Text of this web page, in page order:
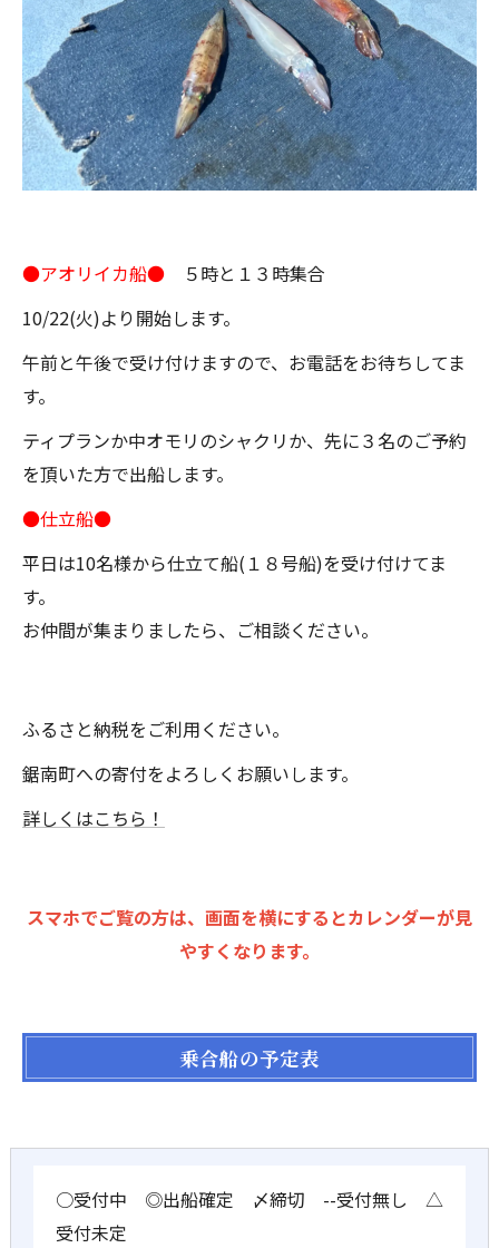
●アオリイカ船● ５時と１３時集合
10/22(火)より開始します。
午前と午後で受け付けますので、お電話をお待ちしてま
す。
ティプランか中オモリのシャクリか、先に３名のご予約
を頂いた方で出船します。
●仕立船●
平日は10名様から仕立て船(１８号船)を受け付けてま
す。
お仲間が集まりましたら、ご相談ください。
ふるさと納税をご利用ください。
鋸南町への寄付をよろしくお願いします。
詳しくはこちら！
スマホでご覧の方は、画面を横にするとカレンダーが見
やすくなります。
乗合船の予定表
○受付中 ◎出船確定 〆締切 --受付無し △
受付未定